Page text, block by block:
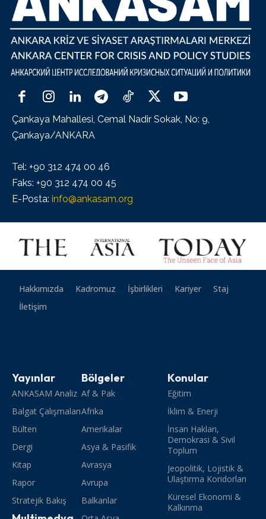
Çankaya Mahallesi, Cemal Nadir Sokak, No: 9,
Çankaya/ANKARA
Tel: +90 312 474 00 46
Faks: +90 312 474 00 45
E-Posta: info@ankasam.org
Hakkımızda Kadromuz İşbirlikleri Kariyer
Staj
İletişim
Yayınlar
ANKASAM Analiz
Balgat Çalışmaları
Bülten
Dergi
Kitap
Rapor
Stratejik Bakış
Bölgeler
Af & Pak
Afrika
Amerikalar
Asya & Pasifik
Avrasya
Avrupa
Balkanlar
Konular
Eğitim
İklim & Enerji
İnsan Hakları,
Demokrasi & Sivil
Toplum
Jeopolitik, Lojistik &
Ulaştırma Koridorları
Küresel Ekonomi &
Kalkınma